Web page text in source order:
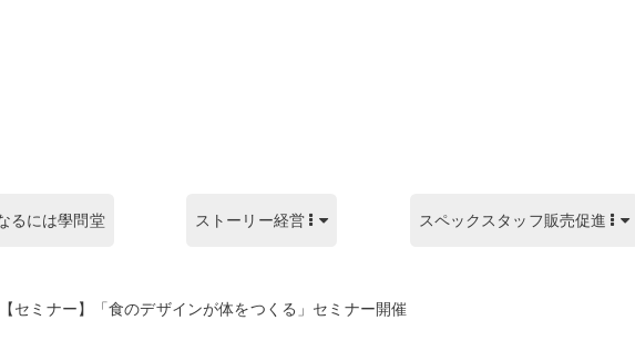
るには學問堂 ストーリー経営 スペックスタッフ販売促進
【セミナー】「食のデザインが体をつくる」セミナー開催